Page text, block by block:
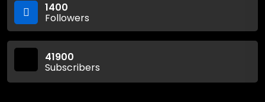
1400
Followers
41900
Subscribers